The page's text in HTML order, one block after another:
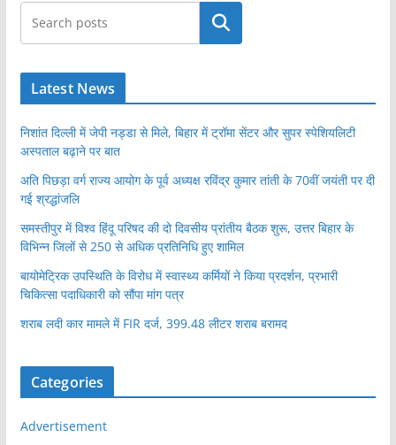
खोजें
Latest News
निशांत दिल्ली में जेपी नड्डा से मिले, बिहार में ट्रॉमा सेंटर और सुपर स्पेशियलिटी
अस्पताल बढ़ाने पर बात
अति पिछड़ा वर्ग राज्य आयोग के पूर्व अध्यक्ष रविंद्र कुमार तांती के 70वीं जयंती पर दी
गई श्रद्धांजलि
समस्तीपुर में विश्व हिंदू परिषद की दो दिवसीय प्रांतीय बैठक शुरू, उत्तर बिहार के
विभिन्न जिलों से 250 से अधिक प्रतिनिधि हुए शामिल
बायोमेट्रिक उपस्थिति के विरोध में स्वास्थ्य कर्मियों ने किया प्रदर्शन, प्रभारी
चिकित्सा पदाधिकारी को सौंपा मांग पत्र
शराब लदी कार मामले में FIR दर्ज, 399.48 लीटर शराब बरामद
Categories
Advertisement